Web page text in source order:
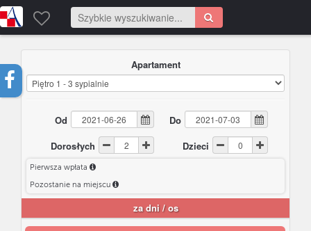
Apartament
Od
Do
Dorosłych
Dzieci
Pierwsza wpłata
Pozostanie na miejscu
zadni /os